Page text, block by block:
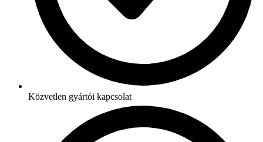
Közvetlen gyártói kapcsolat